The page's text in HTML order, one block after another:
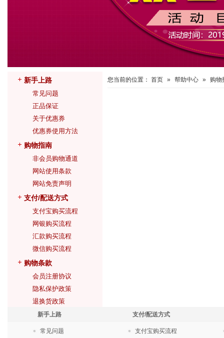
您当前的位置： 首页 » 帮助中心 » 购物
新手上路
常见问题
正品保证
关于优惠券
优惠券使用方法
购物指南
非会员购物通道
网站使用条款
网站免责声明
支付/配送方式
支付宝购买流程
网银购买流程
汇款购买流程
微信购买流程
购物条款
会员注册协议
隐私保护政策
退换货政策
新手上路
常见问题
支付/配送方式
支付宝购买流程